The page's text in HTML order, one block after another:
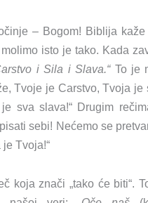
– Bogom! Biblija
isto je tako. Kada
i Sila i Slava.“To je
Tvoje je Carstvo, Tvoja
sva slava!“ Drugim
sebi! Nećemo se
Tvoja!“
koja znači „tako će biti“.